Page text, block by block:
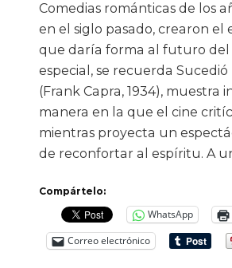
Comedias románticas de los
en el siglo pasado, crearon el
que daría forma al futuro del
especial, se recuerda
(Frank Capra, 1934), muestra
manera en la que el cine
mientras proyecta un
de reconfortar al espíritu. A
Compártelo:
WhatsApp
Correo electrónico